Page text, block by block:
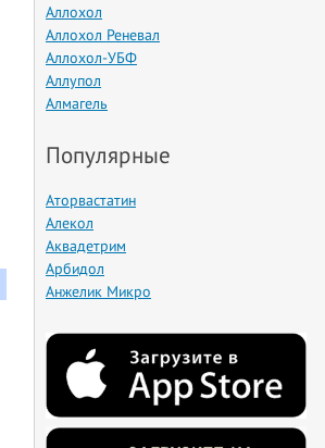
Аллохол
Аллохол Реневал
Аллохол-УБФ
Аллупол
Алмагель
Популярные
Аторвастатин
Алекол
Аквадетрим
Арбидол
Анжелик Микро